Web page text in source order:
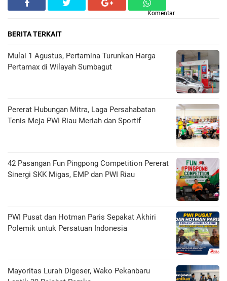
Komentar
BERITA TERKAIT
Mulai 1 Agustus, Pertamina Turunkan Harga
Pertamax di Wilayah Sumbagut
Pererat Hubungan Mitra, Laga Persahabatan
Tenis Meja PWI Riau Meriah dan Sportif
42 Pasangan Fun Pingpong Competition Pererat
Sinergi SKK Migas, EMP dan PWI Riau
PWI Pusat dan Hotman Paris Sepakat Akhiri
Polemik untuk Persatuan Indonesia
Mayoritas Lurah Digeser, Wako Pekanbaru